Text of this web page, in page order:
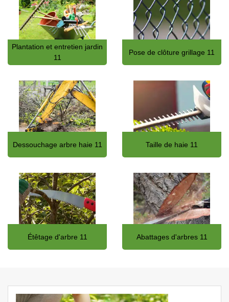
Plantation et entretien jardin
11
Pose de clôture grillage 11
Dessouchage arbre haie 11 Taille de haie 11
Étêtage d'arbre 11 Abattages d'arbres 11